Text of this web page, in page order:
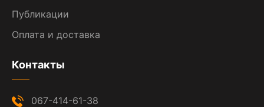
Публикации
Оплата и доставка
Контакты
067-414-61-38